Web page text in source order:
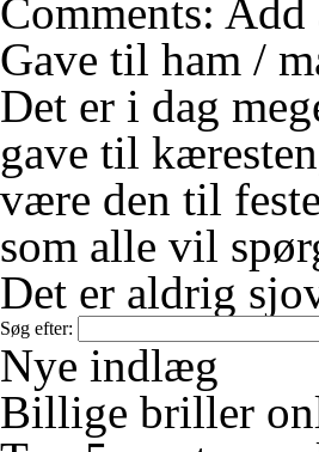
Comments: Add
Gave til ham /
Det er i dag
gave til
være den til
som alle vil
Det er aldrig
Søg efter:
Nye indlæg
Billige briller